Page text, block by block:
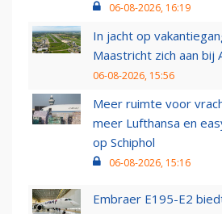
06-08-2026, 16:19
In jacht op
Maastricht zich aan bij
06-08-2026, 15:56
Meer ruimte voor
meer Lufthansa en
op Schiphol
06-08-2026, 15:16
Embraer E195-E2